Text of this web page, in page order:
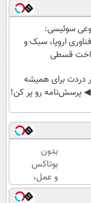
سوئیسی:
اروپا، سبک و
قسطی
دردت برای همیشه
پرسش‌نامه رو پر کن!
بدون
بوتاکس
و عمل،
با این